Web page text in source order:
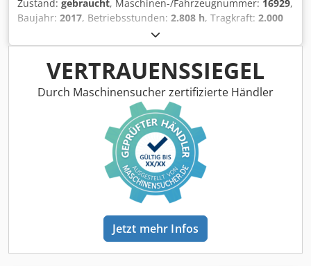
Zustand: gebraucht, Maschinen-/Fahrzeugnummer: 16929,
Baujahr: 2017, Betriebsstunden: 2.808 h, Tragkraft: 2.000
, Lastschwerpunkt:
Kraftstofftyp:elektrisch, Masttyp:Sonstige, Bauhöhe:
1.300 mm, Batteriespannung: 24 V , Gabellänge:1.150 mm
Gesamtgewicht:563 kg, 5112784 Seriennummer: 98194626
Batteriedetails: 24 V, 2 PzS, 250 Ah (2018) Crodpfxoyv S Rto
VERTRAUENSSIEGEL
Durch Maschinensucher zertifizierte Händler
Jetzt mehr Infos